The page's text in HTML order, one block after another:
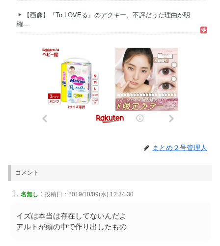
【画像】『To LOVEる』のアクキー、不評だった理由が明
確...
まとめ２号管理人
コメント
名無し : 投稿日：2019/10/09(水) 12:34:30
イズは本当は存在してないんだよ
アルトが頭の中で作り出したもの